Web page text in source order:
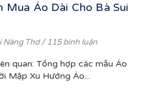
Mua Áo Dài Cho Bà Sui
Nàng Thơ/ 115 bình luận
quan: Tổng hợp các mẫu Áo
Mập Xu Hướng Áo...